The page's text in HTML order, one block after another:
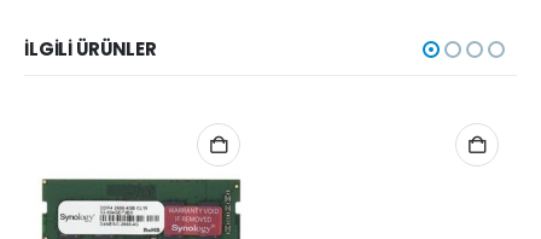
İLGILI ÜRÜNLER